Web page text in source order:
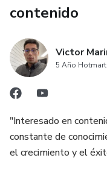
contenido
Victor
5 Año
"Interesado en
constante de
el crecimiento y el